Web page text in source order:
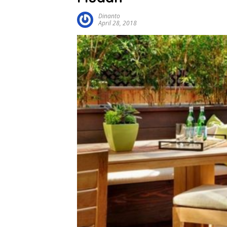
Dinanto
April 28, 2018